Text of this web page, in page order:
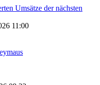
Umsätze der nächsten
11:00